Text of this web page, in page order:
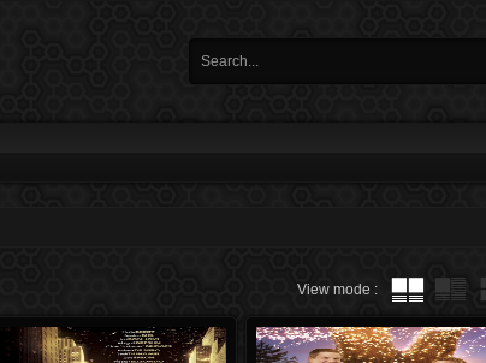
View mode :